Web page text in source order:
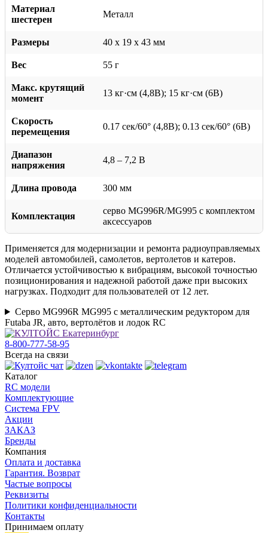
Материал
шестерен
Металл
Размеры 40 x 19 x 43 мм
Вес 55 г
Макс. крутящий
момент
13 кг·см (4,8В); 15 кг·см (6В)
Скорость
перемещения
0.17 сек/60° (4,8В); 0.13 сек/60° (6В)
Диапазон
напряжения
4,8 – 7,2 В
Длина провода 300 мм
Комплектация
серво MG996R/MG995 с комплектом
аксессуаров
Применяется для модернизации и ремонта радиоуправляемых
моделей автомобилей, самолетов, вертолетов и катеров.
Отличается устойчивостью к вибрациям, высокой точностью
позиционирования и надежной работой даже при высоких
нагрузках. Подходит для пользователей от 12 лет.
Серво MG996R MG995 с металлическим редуктором для
Futaba JR, авто, вертолётов и лодок RC
8-800-777-58-95
Всегда на связи
Каталог
RC модели
Комплектующие
Система FPV
Акции
ЗАКАЗ
Бренды
Компания
Оплата и доставка
Гарантия. Возврат
Частые вопросы
Реквизиты
Политики конфиденциальности
Контакты
Принимаем оплату